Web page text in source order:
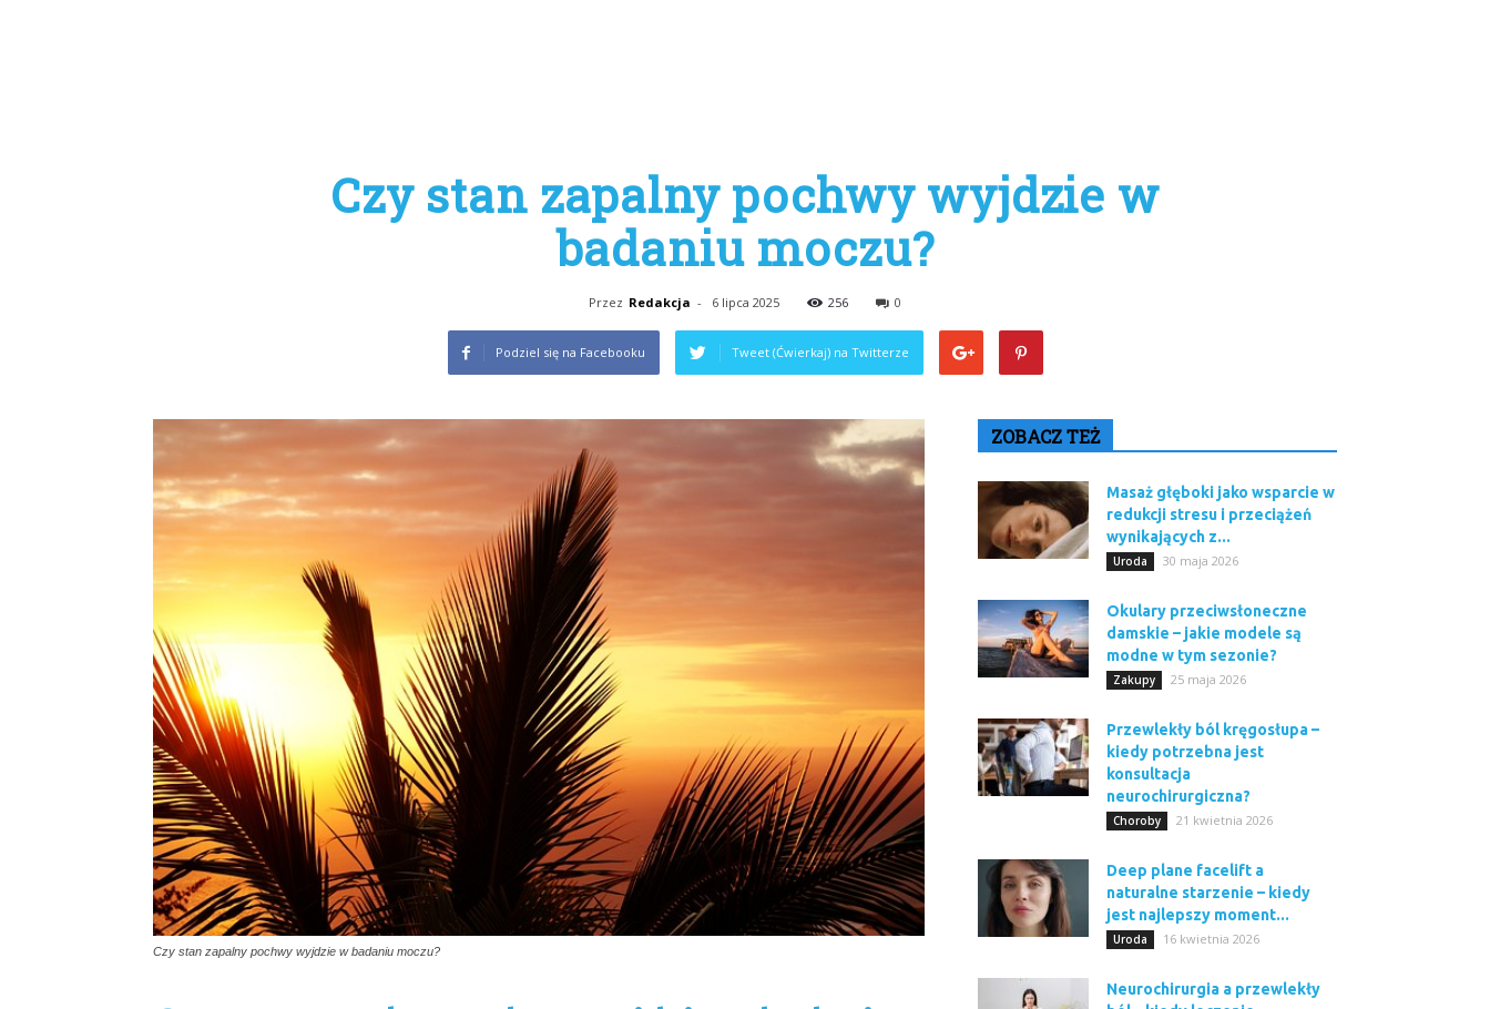
Czy stan zapalny pochwy wyjdzie w
badaniu moczu?
Przez Redakcja - 6 lipca 2025 256 0
Podziel się na Facebooku Tweet (Ćwierkaj) na Twitterze
Czy stan zapalny pochwy wyjdzie w badaniu moczu?
ZOBACZ TEŻ
Masaż głęboki jako wsparcie w
redukcji stresu i przeciążeń
wynikających z...
Uroda 30 maja 2026
Okulary przeciwsłoneczne
damskie – jakie modele są
modne w tym sezonie?
Zakupy 25 maja 2026
Przewlekły ból kręgosłupa –
kiedy potrzebna jest
konsultacja
neurochirurgiczna?
Choroby 21 kwietnia 2026
Deep plane facelift a
naturalne starzenie – kiedy
jest najlepszy moment...
Uroda 16 kwietnia 2026
Neurochirurgia a przewlekły